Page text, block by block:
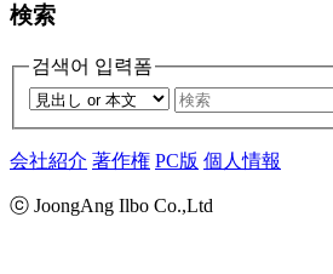
検索
검색어 입력폼
会社紹介 著作権 PC版 個人情報
ⓒ JoongAng Ilbo Co.,Ltd